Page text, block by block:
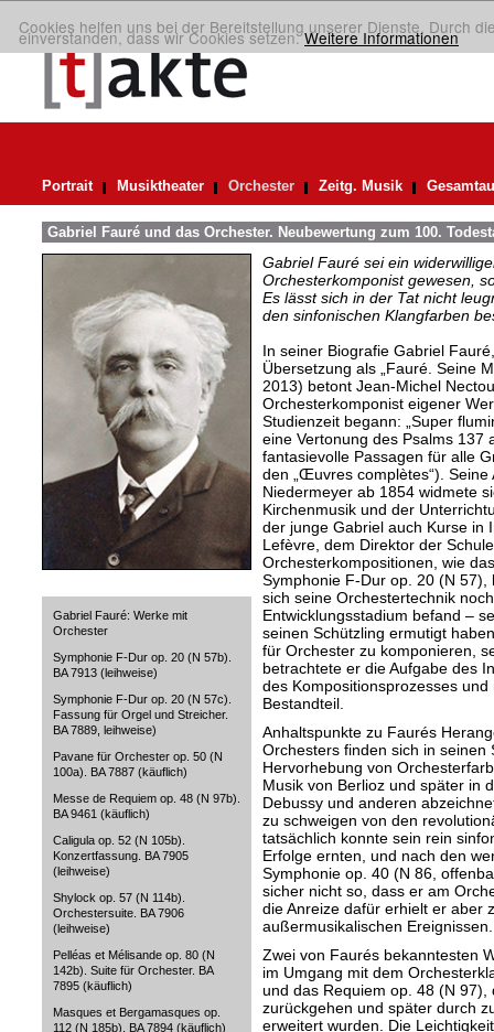
Cookies helfen uns bei der Bereitstellung unserer Dienste. Durch
einverstanden, dass wir Cookies setzen.Weitere Informationen
Portrait Musiktheater Orchester Zeitg. Musik
Gabriel Fauré und das Orchester. Neubewertung zum 100.
Gabriel Fauré: Werke mit
Orchester
Symphonie F-Dur op. 20 (N 57b).
BA 7913 (leihweise)
Symphonie F-Dur op. 20 (N 57c).
Fassung für Orgel und Streicher.
BA 7889, leihweise)
Pavane für Orchester op. 50 (N
100a). BA 7887 (käuflich)
Messe de Requiem op. 48 (N 97b).
BA 9461 (käuflich)
Caligula op. 52 (N 105b).
Konzertfassung. BA 7905
(leihweise)
Shylock op. 57 (N 114b).
Orchestersuite. BA 7906
(leihweise)
Pelléas et Mélisande op. 80 (N
142b). Suite für Orchester. BA
7895 (käuflich)
Masques et Bergamasques op.
112 (N 185b). BA 7894 (käuflich)
Gabriel Fauré sei ein
Orchesterkomponist gewesen,
Es lässt sich in der Tat nicht
den sinfonischen Klangfarben
In seiner Biografie Gabriel
Übersetzung als „Fauré. Seine
2013) betont Jean-Michel
Orchesterkomponist eigener
Studienzeit begann: „Super
eine Vertonung des Psalms 137
fantasievolle Passagen für alle
den „Œuvres complètes“). Seine
Niedermeyer ab 1854 widmete
Kirchenmusik und der
der junge Gabriel auch Kurse in
Lefèvre, dem Direktor der
Orchesterkompositionen, wie
Symphonie F-Dur op. 20 (N
sich seine Orchestertechnik
Entwicklungsstadium befand –
seinen Schützling ermutigt
für Orchester zu komponieren,
betrachtete er die Aufgabe des
des Kompositionsprozesses
Bestandteil.
Anhaltspunkte zu Faurés
Orchesters finden sich in seinen
Hervorhebung von
Musik von Berlioz und später in
Debussy und anderen
zu schweigen von den
tatsächlich konnte sein rein
Erfolge ernten, und nach den
Symphonie op. 40 (N 86,
sicher nicht so, dass er am
die Anreize dafür erhielt er aber
außermusikalischen Ereignissen.
Zwei von Faurés bekanntesten
im Umgang mit dem
und das Requiem op. 48 (N 97),
zurückgehen und später durch
erweitert wurden. Die